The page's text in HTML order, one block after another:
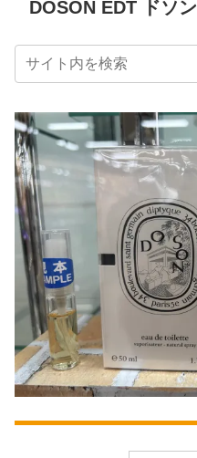
DOSON EDT ドソン